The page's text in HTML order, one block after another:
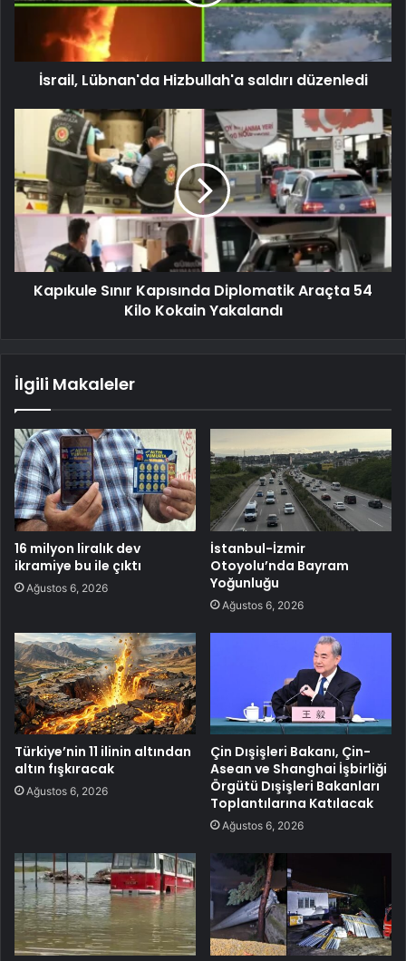
İsrail, Lübnan'da Hizbullah'a saldırı düzenledi
Kapıkule Sınır Kapısında Diplomatik Araçta 54
Kilo Kokain Yakalandı
İlgili Makaleler
16 milyon liralık dev
ikramiye bu ile çıktı
Ağustos 6, 2026
İstanbul-İzmir
Otoyolu’nda Bayram
Yoğunluğu
Ağustos 6, 2026
Türkiye’nin 11 ilinin altından
altın fışkıracak
Ağustos 6, 2026
Çin Dışişleri Bakanı, Çin-
Asean ve Shanghai İşbirliği
Örgütü Dışişleri Bakanları
Toplantılarına Katılacak
Ağustos 6, 2026